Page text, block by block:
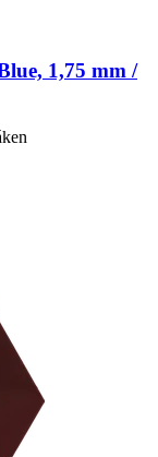
1,75 mm /